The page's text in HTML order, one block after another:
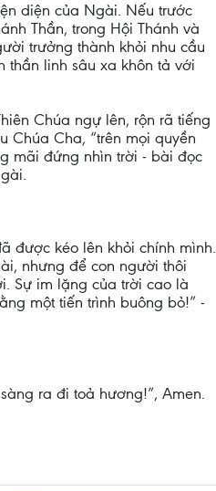
diện của Ngài. Nếu trước
Thần, trong Hội Thánh và
trưởng thành khỏi nhu cầu
thần linh sâu xa khôn tả với
Chúa ngự lên, rộn rã tiếng
Chúa Cha, “trên mọi quyền
mãi đứng nhìn trời - bài đọc
được kéo lên khỏi chính mình.
nhưng để con người thôi
Sự im lặng của trời cao là
một tiến trình buông bỏ!” -
ra đi toả hương!”, Amen.